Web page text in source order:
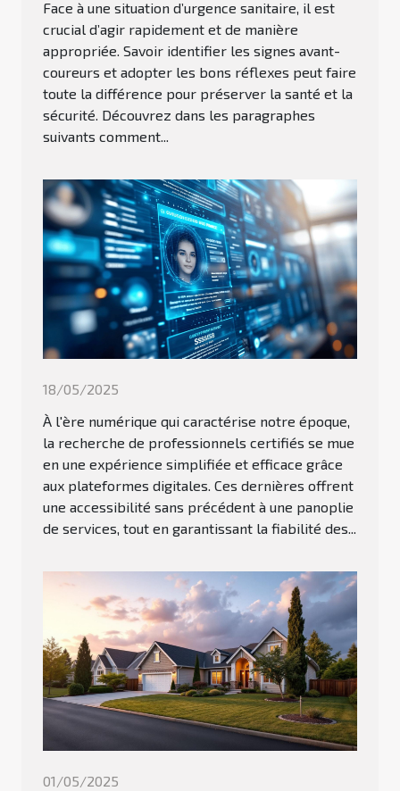
Face à une situation d’urgence sanitaire, il est
crucial d’agir rapidement et de manière
appropriée. Savoir identifier les signes avant-
coureurs et adopter les bons réflexes peut faire
toute la différence pour préserver la santé et la
sécurité. Découvrez dans les paragraphes
suivants comment...
18/05/2025
À l'ère numérique qui caractérise notre époque,
la recherche de professionnels certifiés se mue
en une expérience simplifiée et efficace grâce
aux plateformes digitales. Ces dernières offrent
une accessibilité sans précédent à une panoplie
de services, tout en garantissant la fiabilité des...
01/05/2025